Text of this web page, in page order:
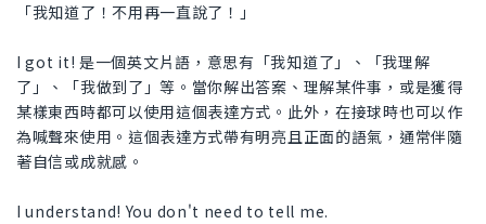
「我知道了！不用再一直說了！」
I got it! 是一個英文片語，意思有「我知道了」、「我理解
了」、「我做到了」等。當你解出答案、理解某件事，或是獲得
某樣東西時都可以使用這個表達方式。此外，在接球時也可以作
為喊聲來使用。這個表達方式帶有明亮且正面的語氣，通常伴隨
著自信或成就感。
I understand! You don't need to tell me.